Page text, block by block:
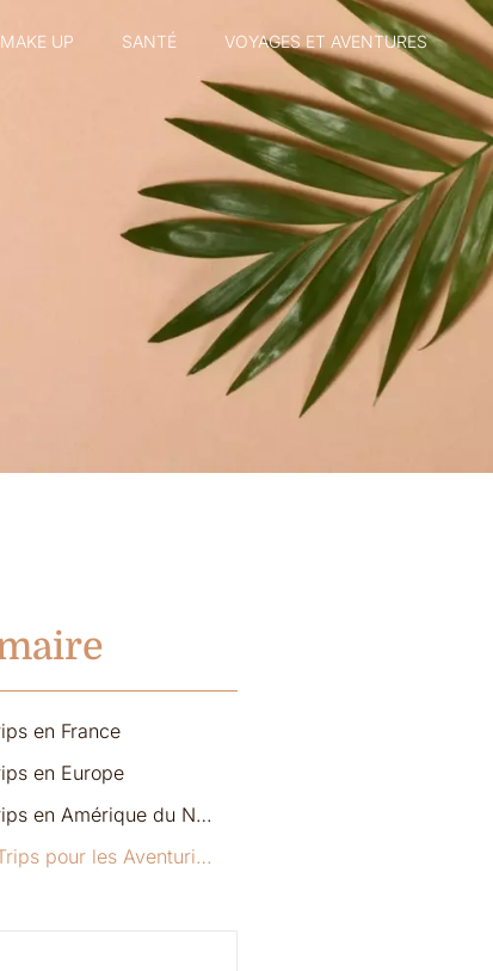
UP SANTÉ VOYAGES ET AVENTURES
en France
en Europe
Road Trips en Amérique du Nord
. Road Trips pour les Aventurières Solitaires